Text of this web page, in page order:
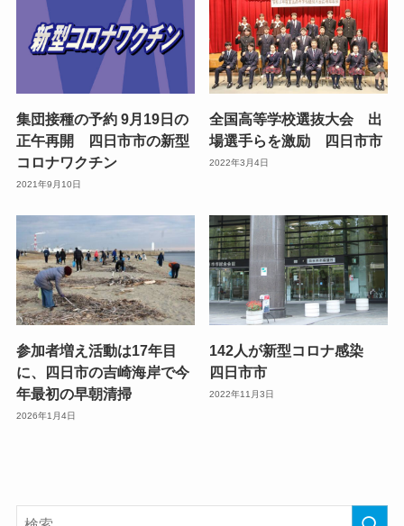
集団接種の予約 9月19日の
正午再開 四日市市の新型
コロナワクチン
2021年9月10日
全国高等学校選抜大会 出
場選手らを激励 四日市市
2022年3月4日
参加者増え活動は17年目
に、四日市の吉崎海岸で今
年最初の早朝清掃
2026年1月4日
142人が新型コロナ感染
四日市市
2022年11月3日